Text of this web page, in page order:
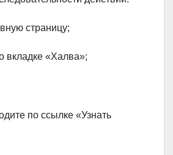
страницу;
вкладке «Халва»;
по ссылке «Узнать